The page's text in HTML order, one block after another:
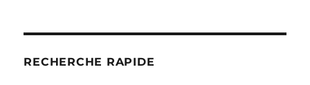
RECHERCHE RAPIDE